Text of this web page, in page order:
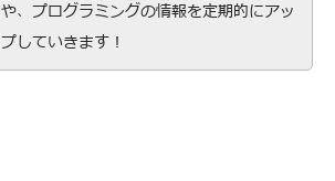
や、プログラミングの情報を定期的にアッ
プしていきます！